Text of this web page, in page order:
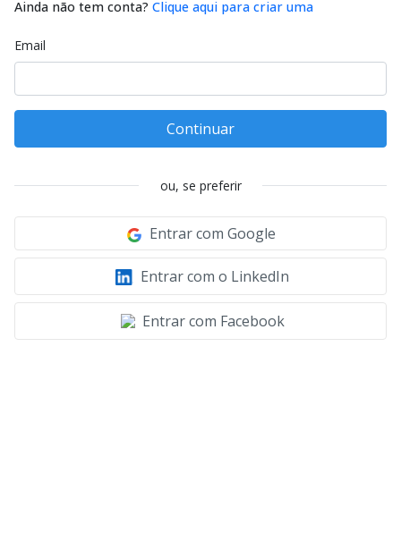
Ainda não tem conta? Clique aqui para criar uma
Email
Continuar
ou, se preferir
Entrar com Google
Entrar com o LinkedIn
Entrar com Facebook